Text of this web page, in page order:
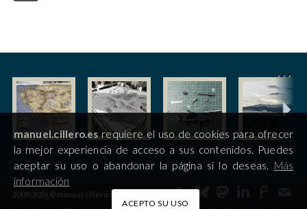
2009-2026 © manuel.cillero.es
manuel.cillero.esrequiere el uso de cookies para ofrecer
la mejor experiencia de acceso a sus contenidos. Puedes
aceptar su uso o abandonar la página si lo deseas. Más
información
ACEPTO SU USO